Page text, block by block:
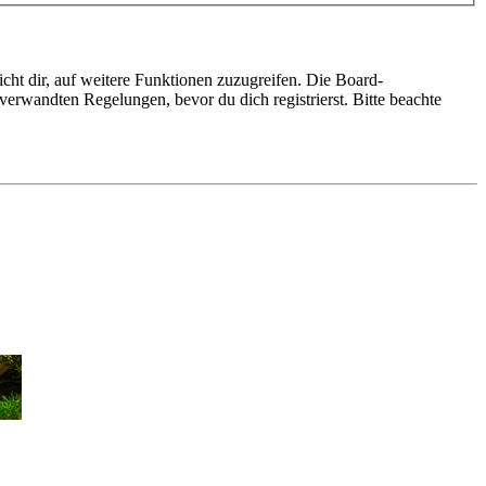
dir, auf weitere Funktionen zuzugreifen. Die Board-
Regelungen, bevor du dich registrierst. Bitte beachte